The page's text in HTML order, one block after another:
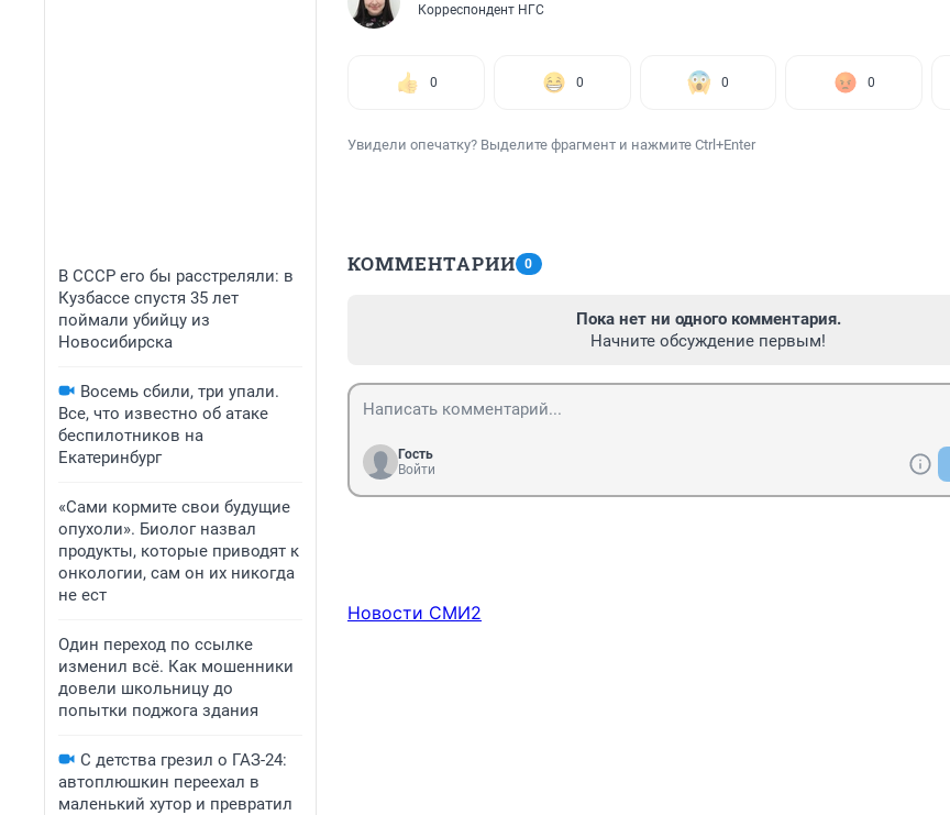
В СССР его бы расстреляли: в
Кузбассе спустя 35 лет
поймали убийцу из
Новосибирска
Восемь сбили, три упали.
Все, что известно об атаке
беспилотников на
Екатеринбург
«Сами кормите свои будущие
опухоли». Биолог назвал
продукты, которые приводят к
онкологии, сам он их никогда
не ест
Один переход по ссылке
изменил всё. Как мошенники
довели школьницу до
попытки поджога здания
С детства грезил о ГАЗ-24:
автоплюшкин переехал в
маленький хутор и превратил
Корреспондент НГС
0 0 0 0
Увидели опечатку? Выделите фрагмент и нажмите Ctrl+Enter
КОММЕНТАРИИ 0
Пока нет ни одного комментария.
Начните обсуждение первым!
Гость
Войти
Новости СМИ2